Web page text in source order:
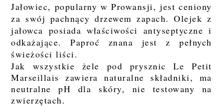
Jałowiec, popularny w Prowansji, jest ceniony
za swój pachnący drzewem zapach. Olejek z
jałowca posiada właściwości antyseptyczne i
odkażające. Paproć znana jest z pełnych
świeżości liści.
Jak wszystkie żele pod prysznic Le Petit
Marseillais zawiera naturalne składniki, ma
neutralne pH dla skóry, nie testowany na
zwierzętach.